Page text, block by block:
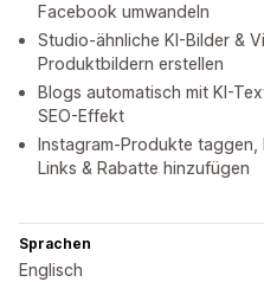
Facebook umwandeln
Studio-ähnliche KI-Bilder &
Produktbildern erstellen
Blogs automatisch mit KI-
SEO-Effekt
Instagram-Produkte
Links & Rabatte hinzufügen
Sprachen
Englisch